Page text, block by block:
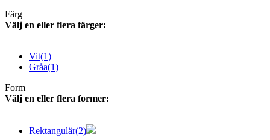
Färg
Välj en eller flera färger:
Vit(1)
Gråa(1)
Form
Välj en eller flera former:
Rektangulär(2)